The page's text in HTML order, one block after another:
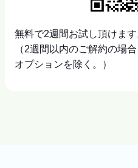
無料で2週間お試し頂けます
（2週間以内のご解約の場
オプションを除く。）